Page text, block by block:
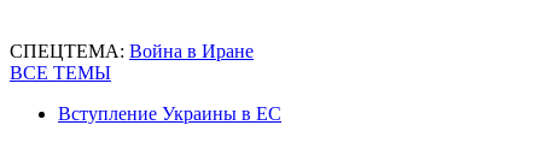
СПЕЦТЕМА: Война в Иране
ВСЕ ТЕМЫ
Вступление Украины в ЕС